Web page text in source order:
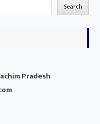
Search
Pradesh